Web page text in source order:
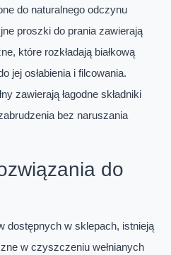
do naturalnego odczynu
proszki do prania zawierają
które rozkładają białkową
jej osłabienia i filcowania.
zawierają łagodne składniki
bez naruszania
do
dostępnych w sklepach, istnieją
w czyszczeniu wełnianych